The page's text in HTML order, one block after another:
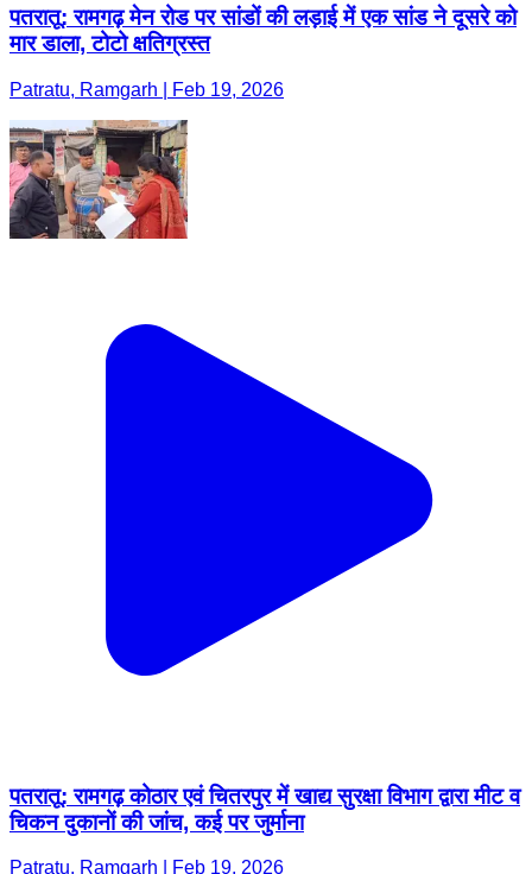
पतरातू: रामगढ़ मेन रोड पर सांडों की लड़ाई में एक सांड ने दूसरे को
मार डाला, टोटो क्षतिग्रस्त
Patratu, Ramgarh | Feb 19, 2026
पतरातू: रामगढ़ कोठार एवं चितरपुर में खाद्य सुरक्षा विभाग द्वारा मीट व
चिकन दुकानों की जांच, कई पर जुर्माना
Patratu, Ramgarh | Feb 19, 2026